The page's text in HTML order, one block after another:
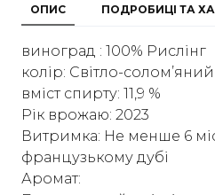
ОПИС ПОДРОБИЦІ ТА
виноград : 100% Рислінг
колір: Світло-солом’яний
вміст спирту: 11,9 %
Рік врожаю: 2023
Витримка: Не менше 6
французькому дубі
Аромат: